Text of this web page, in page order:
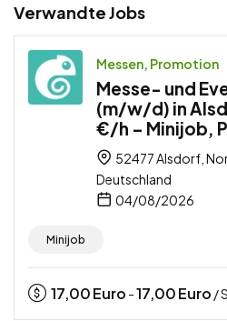
Verwandte Jobs
Messen, Promotion
Messe- und
(m/w/d) in
€/h – Minijob,
52477 Alsdorf,
Deutschland
04/08/2026
Minijob
17,00Euro -17,00Euro /